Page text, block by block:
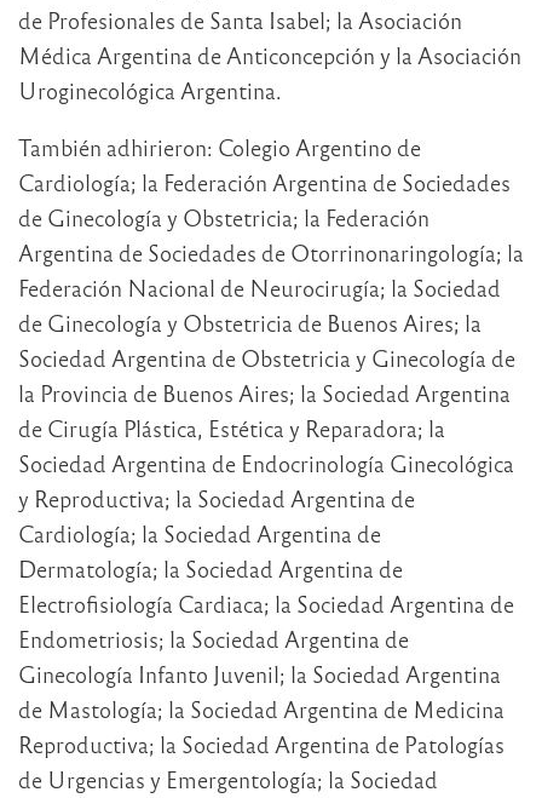
de Profesionales de Santa Isabel; la Asociación
Médica Argentina de Anticoncepción y la Asociación
Uroginecológica Argentina.
También adhirieron: Colegio Argentino de
Cardiología; la Federación Argentina de Sociedades
de Ginecología y Obstetricia; la Federación
Argentina de Sociedades de Otorrinonaringología; la
Federación Nacional de Neurocirugía; la Sociedad
de Ginecología y Obstetricia de Buenos Aires; la
Sociedad Argentina de Obstetricia y Ginecología de
la Provincia de Buenos Aires; la Sociedad Argentina
de Cirugía Plástica, Estética y Reparadora; la
Sociedad Argentina de Endocrinología Ginecológica
y Reproductiva; la Sociedad Argentina de
Cardiología; la Sociedad Argentina de
Dermatología; la Sociedad Argentina de
Electrofisiología Cardiaca; la Sociedad Argentina de
Endometriosis; la Sociedad Argentina de
Ginecología Infanto Juvenil; la Sociedad Argentina
de Mastología; la Sociedad Argentina de Medicina
Reproductiva; la Sociedad Argentina de Patologías
de Urgencias y Emergentología; la Sociedad